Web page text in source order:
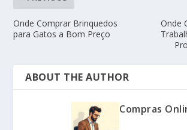
Onde Comprar Brinquedos
para Gatos a Bom Preço
Onde
ABOUT THE AUTHOR
Compras